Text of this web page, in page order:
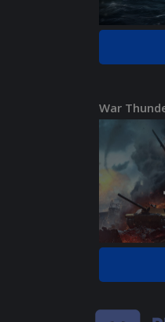
War